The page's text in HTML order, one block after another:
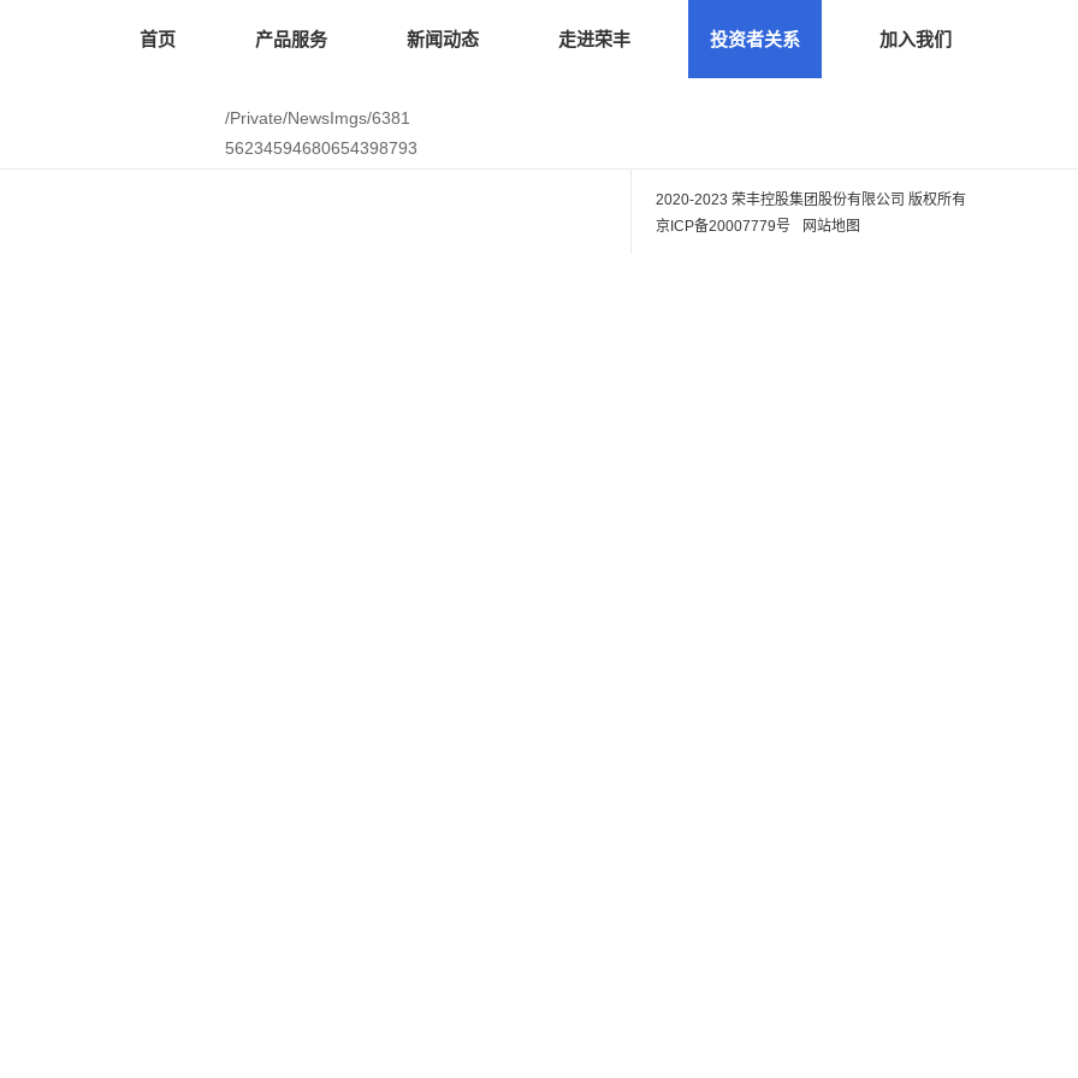
首页 产品服务 新闻动态 走进荣丰 投资者关系 加入我们
/Private/NewsImgs/6381
56234594680654398793
2020-2023 荣丰控股集团股份有限公司 版权所有
京ICP备20007779号
网站地图